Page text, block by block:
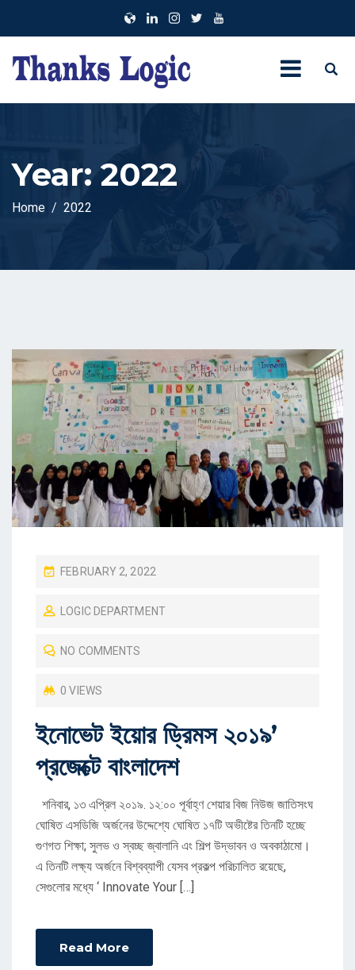
Year:2022
Home 2022
P
S
N
FEBRUARY 2, 2022
LOGIC DEPARTMENT
NO COMMENTS
0 VIEWS
ইনোভেট ইয়োর ড্রিমস ২০১৯’
প্রজেক্টে বাংলাদেশ
শনিবার, ১৩ এপ্রিল ২০১৯. ১২:০০ পূর্বাহ্ণ শেয়ার বিজ নিউজ জাতিসংঘ
ঘোষিত এসডিজি অর্জনের উদ্দেশ্যে ঘোষিত ১৭টি অভীষ্টের তিনটি হচ্ছে
গুণগত শিক্ষা; সুলভ ও স্বচ্ছ জ্বালানি এং শিল্প উদ্ভাবন ও অবকাঠামো।
এ তিনটি লক্ষ্য অর্জনে বিশ্বব্যাপী যেসব প্রকল্প পরিচালিত রয়েছে,
সেগুলোর মধ্যে ‘ Innovate Your […]
Read More